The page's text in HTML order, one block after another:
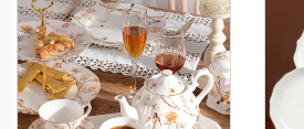
Porcelain Tea Pot Set